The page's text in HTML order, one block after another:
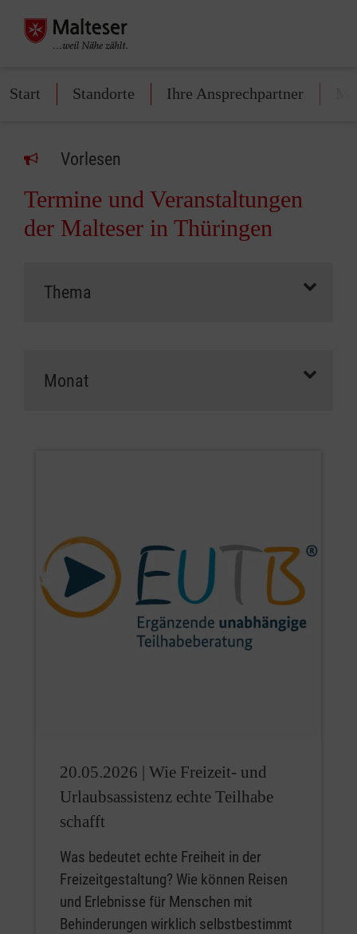
Start Standorte Ihre Ansprechpartner
Vorlesen
Termine und Veranstaltungen
der Malteser in Thüringen
20.05.2026 | Wie Freizeit- und
Urlaubsassistenz echte Teilhabe
schafft
Was bedeutet echte Freiheit in der
Freizeitgestaltung? Wie können Reisen
und Erlebnisse für Menschen mit
Behinderungen wirklich selbstbestimmt